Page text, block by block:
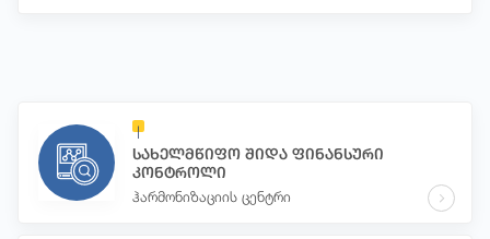
სახელმწიფო შიდა ფინანსური
კონტროლი
ჰარმონიზაციის ცენტრი